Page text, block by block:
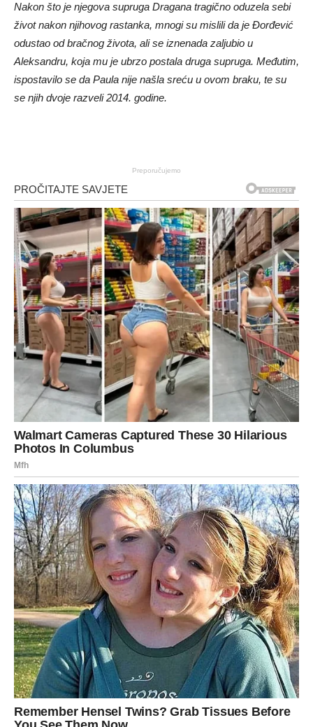
Nakon što je njegova supruga Dragana tragično oduzela sebi
život nakon njihovog rastanka, mnogi su mislili da je Đorđević
odustao od bračnog života, ali se iznenada zaljubio u
Aleksandru, koja mu je ubrzo postala druga supruga. Međutim,
ispostavilo se da Paula nije našla sreću u ovom braku, te su
se njih dvoje razveli 2014. godine.
Preporučujemo